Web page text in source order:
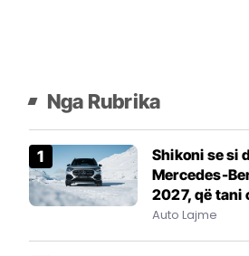
Nga Rubrika
Shikoni se si
Mercedes-
2027, që tani
Auto Lajme